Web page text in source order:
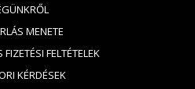
MENETE
FIZETÉSI FELTÉTELEK
KÉRDÉSEK